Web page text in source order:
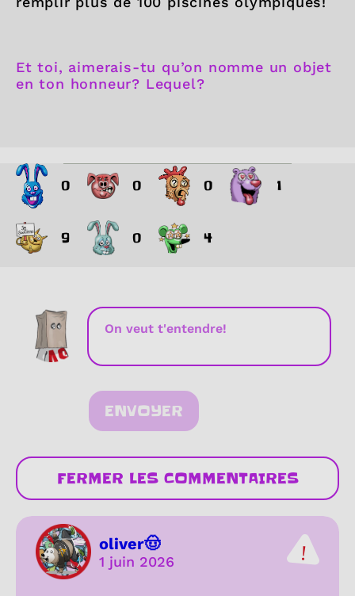
Et toi, aimerais-tu qu’on nomme un objet
en ton honneur? Lequel?
0 0 0 1
9 0 4
ENVOYER
FERMER LES COMMENTAIRES
oliver🤠
1 juin 2026